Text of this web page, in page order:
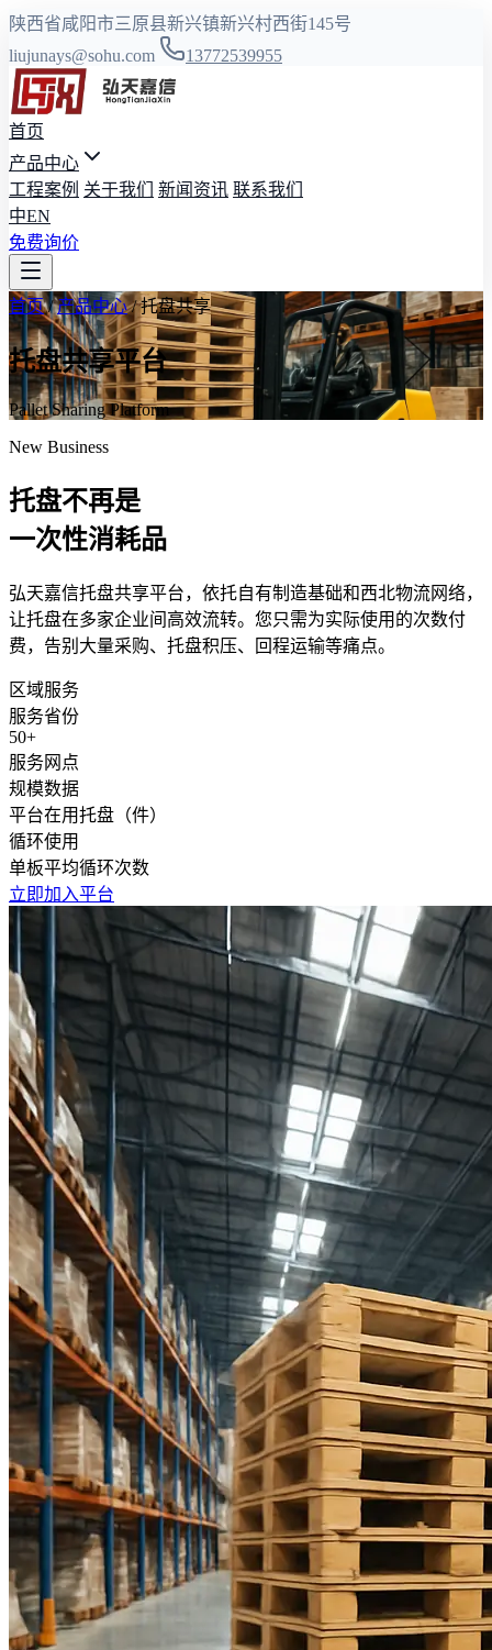
陕西省咸阳市三原县新兴镇新兴村西街145号
liujunays@sohu.com
13772539955
首页
产品中心
工程案例 关于我们 新闻资讯 联系我们
中EN
免费询价
首页 / 产品中心 / 托盘共享
托盘共享平台
Pallet Sharing Platform
New Business
托盘不再是
一次性消耗品
弘天嘉信托盘共享平台，依托自有制造基础和西北物流网络，
让托盘在多家企业间高效流转。您只需为实际使用的次数付
费，告别大量采购、托盘积压、回程运输等痛点。
区域服务
服务省份
50+
服务网点
规模数据
平台在用托盘（件）
循环使用
单板平均循环次数
立即加入平台